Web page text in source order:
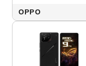
OPPO